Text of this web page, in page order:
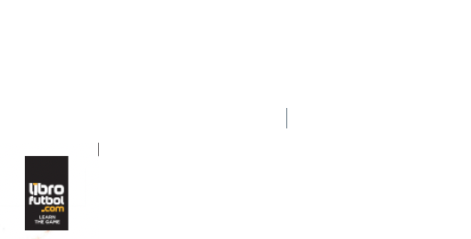
sobre Sports Marketing,
Fútbol el 1er Seminario Internacional
en el Centro de Managers Deportivos,
en la Universidad de Buenos Aires, en